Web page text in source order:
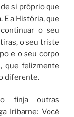
si próprio que
E a História, que
o seu
o seu triste
e o seu corpo
que felizmente
diferente.
finja outras
Iribarne: Você